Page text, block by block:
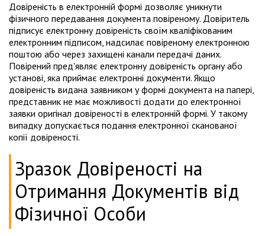
Довіреність в електронній формі дозволяє уникнути
фізичного передавання документа повіреному. Довіритель
підписує електронну довіреність своїм кваліфікованим
електронним підписом, надсилає повіреному електронною
поштою або через захищені канали передачі даних.
Повірений пред'являє електронну довіреність органу або
установі, яка приймає електронні документи. Якщо
довіреність видана заявником у формі документа на папері,
представник не має можливості додати до електронної
заявки оригінал довіреності в електронній формі. У такому
випадку допускається подання електронної сканованої
копії довіреності.
Зразок Довіреності на
Отримання Документів від
Фізичної Особи